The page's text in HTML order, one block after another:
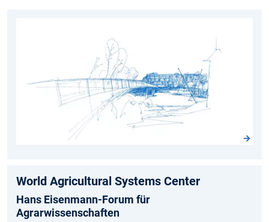
World Agricultural Systems Center
Hans Eisenmann-Forum für
Agrarwissenschaften